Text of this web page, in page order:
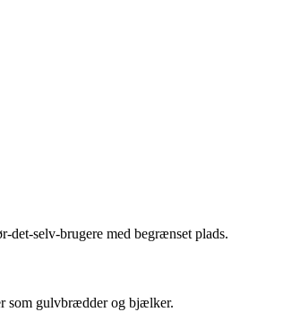
det-selv-brugere med begrænset plads.
som gulvbrædder og bjælker.